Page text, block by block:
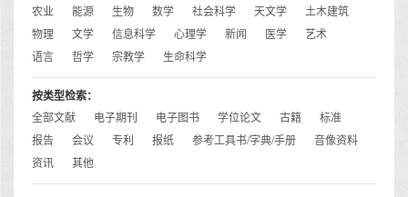
农业
能源 生物 数学 社会科学 天文学
土木建筑
物理
文学 信息科学 心理学 新闻 医学
艺术
语言
哲学 宗教学 生命科学
按类型检索：
全部文献
电子期刊 电子图书 学位论文 古籍
标准
报告
会议 专利 报纸 参考工具书/字典/手册
音像资料
资讯
其他